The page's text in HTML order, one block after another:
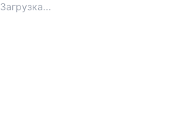
Загрузка...